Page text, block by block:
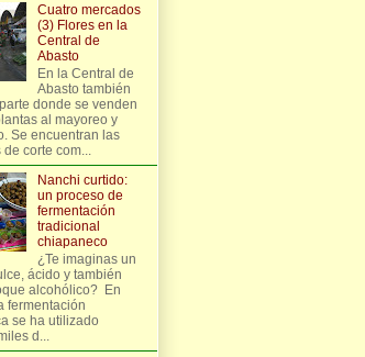
Cuatro mercados
(3) Flores en la
Central de
Abasto
En la Central de
Abasto también
donde se venden
al mayoreo y
Se encuentran las
corte com...
Nanchi curtido:
un proceso de
fermentación
tradicional
chiapaneco
¿Te imaginas un
ácido y también
alcohólico? En
fermentación
se ha utilizado
d...